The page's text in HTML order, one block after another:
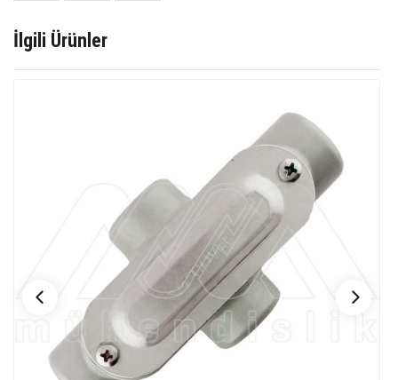
İlgili Ürünler